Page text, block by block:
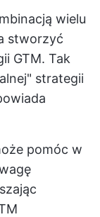
wielu
stworzyć
GTM. Tak
strategii
pomóc w